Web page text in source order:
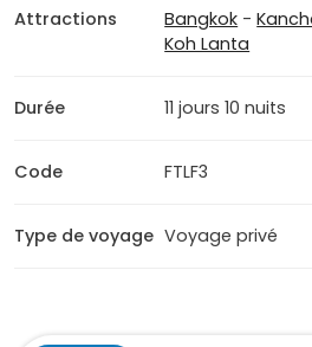
Attractions Bangkok -
Koh Lanta
Durée 11 jours 10 nuits
Code FTLF3
Type de voyage Voyage privé